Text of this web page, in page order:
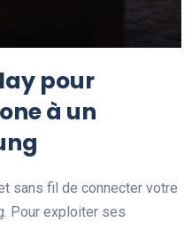
pour
à un
sans fil de connecter votre
Pour exploiter ses